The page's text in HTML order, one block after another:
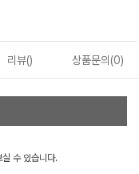
리뷰() 상품문의(0)
수 있습니다.